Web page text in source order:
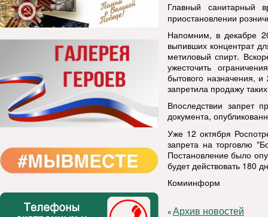
Главный санитарный
приостановлении
Напомним, в декабре
выпивших концентрат
метиловый спирт.
ужесточить
бытового назначения,
запретила продажу
Впоследствии запрет
документа,
Уже 12 октября
запрета на торговлю
Постановление было
будет действовать 180
Комиинформ
«Архив новостей